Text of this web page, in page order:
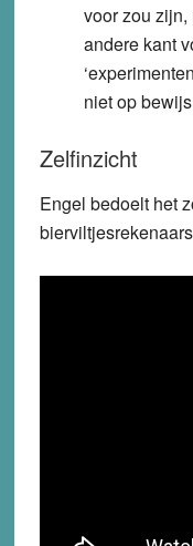
voor zou
andere kant
niet op
Zelfinzicht
Engel bedoelt het